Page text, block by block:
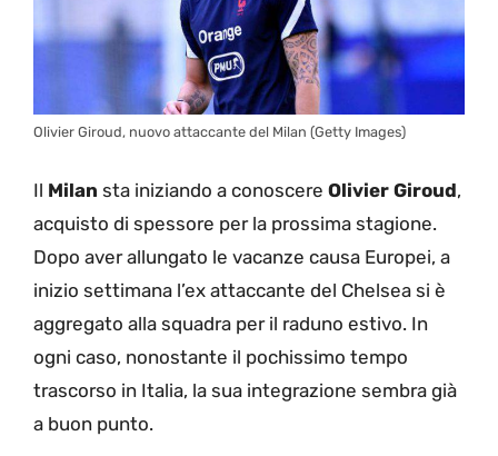
Olivier Giroud, nuovo attaccante del Milan (Getty Images)
Il Milan sta iniziando a conoscere Olivier Giroud,
acquisto di spessore per la prossima stagione.
Dopo aver allungato le vacanze causa Europei, a
inizio settimana l’ex attaccante del Chelsea si è
aggregato alla squadra per il raduno estivo. In
ogni caso, nonostante il pochissimo tempo
trascorso in Italia, la sua integrazione sembra già
a buon punto.